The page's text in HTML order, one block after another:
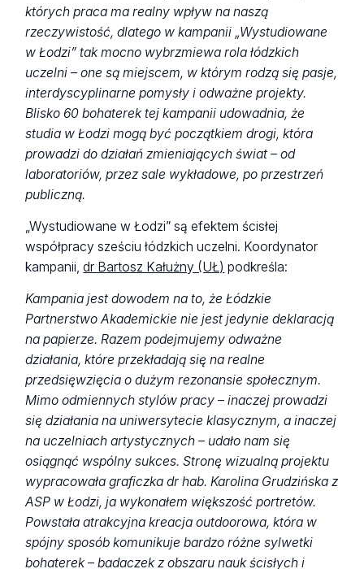
których praca ma realny wpływ na naszą
rzeczywistość, dlatego w kampanii „Wystudiowane
w Łodzi” tak mocno wybrzmiewa rola łódzkich
uczelni – one są miejscem, w którym rodzą się pasje,
interdyscyplinarne pomysły i odważne projekty.
Blisko 60 bohaterek tej kampanii udowadnia, że
studia w Łodzi mogą być początkiem drogi, która
prowadzi do działań zmieniających świat – od
laboratoriów, przez sale wykładowe, po przestrzeń
publiczną.
„Wystudiowane w Łodzi” są efektem ścisłej
współpracy sześciu łódzkich uczelni. Koordynator
kampanii,dr Bartosz Kałużny (UŁ) podkreśla:
Kampania jest dowodem na to, że Łódzkie
Partnerstwo Akademickie nie jest jedynie deklaracją
na papierze. Razem podejmujemy odważne
działania, które przekładają się na realne
przedsięwzięcia o dużym rezonansie społecznym.
Mimo odmiennych stylów pracy – inaczej prowadzi
się działania na uniwersytecie klasycznym, a inaczej
na uczelniach artystycznych – udało nam się
osiągnąć wspólny sukces. Stronę wizualną projektu
wypracowała graficzka dr hab. Karolina Grudzińska z
ASP w Łodzi, ja wykonałem większość portretów.
Powstała atrakcyjna kreacja outdoorowa, która w
spójny sposób komunikuje bardzo różne sylwetki
bohaterek – badaczek z obszaru nauk ścisłych i